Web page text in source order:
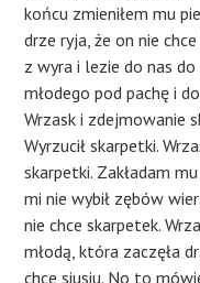
końcu zmieniłem mu
drze ryja, że on nie chce
z wyra i lezie do nas
młodego pod pachę i
Wrzask i zdejmowanie
Wyrzucił skarpetki.
skarpetki. Zakładam
mi nie wybił zębów
nie chce skarpetek.
młodą, która zaczęła
chce siusiu. No to